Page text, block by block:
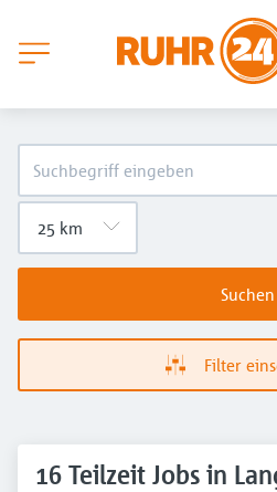
Suchen
Filter
16 Teilzeit Jobs in